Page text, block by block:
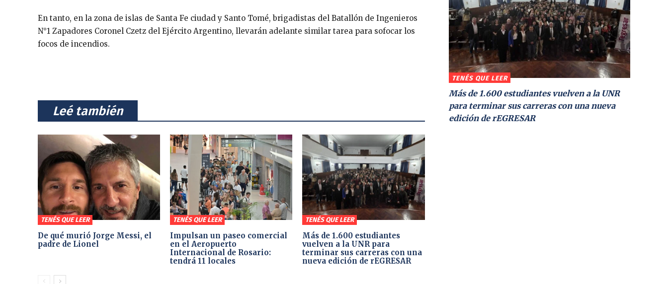
En tanto, en la zona de islas de Santa Fe ciudad y Santo Tomé, brigadistas del Batallón de Ingenieros
N°1 Zapadores Coronel Czetz del Ejército Argentino, llevarán adelante similar tarea para sofocar los
focos de incendios.
⠀Leé también⠀
TENÉS QUE LEER
De qué murió Jorge Messi, el
padre de Lionel
TENÉS QUE LEER
Impulsan un paseo comercial
en el Aeropuerto
Internacional de Rosario:
tendrá 11 locales
TENÉS QUE LEER
Más de 1.600 estudiantes
vuelven a la UNR para
terminar sus carreras con una
nueva edición de rEGRESAR
TENÉS QUE LEER
Más de 1.600 estudiantes vuelven a la UNR
para terminar sus carreras con una nueva
edición de rEGRESAR